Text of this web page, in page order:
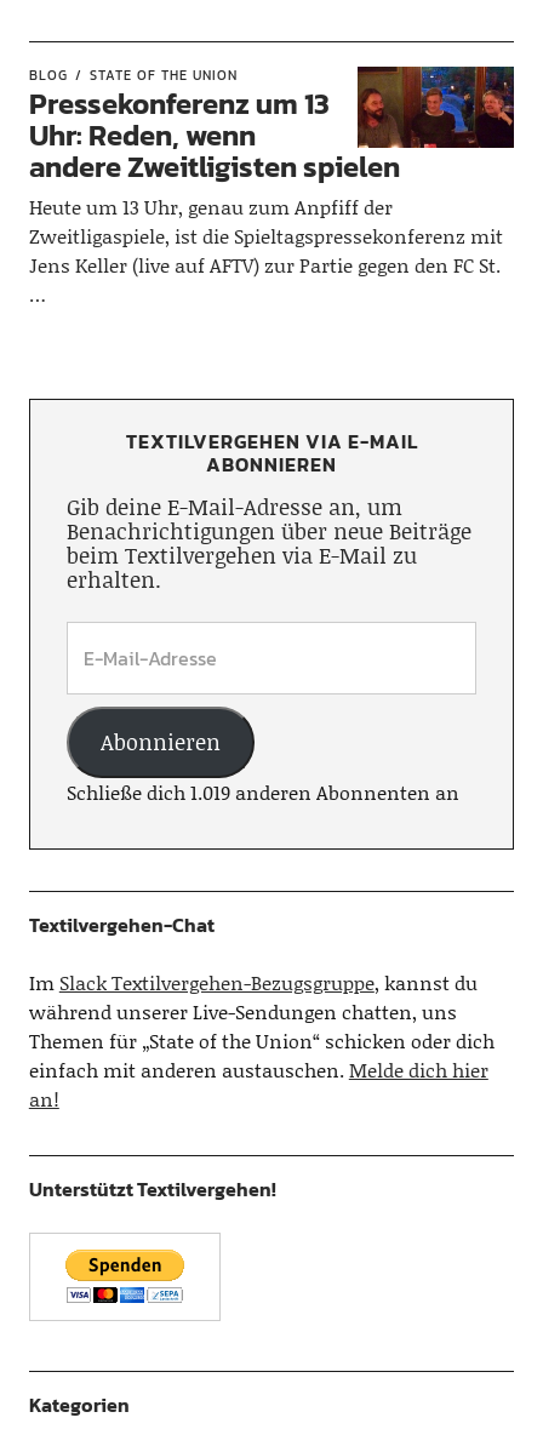
BLOG STATE OF THE UNION
Pressekonferenz um 13
Uhr: Reden, wenn
andere Zweitligisten spielen
Heute um 13 Uhr, genau zum Anpfiff der
Zweitligaspiele, ist die Spieltagspressekonferenz mit
Jens Keller (live auf AFTV) zur Partie gegen den FC St.
…
TEXTILVERGEHEN VIA E-MAIL
ABONNIEREN
Gib deine E-Mail-Adresse an, um
Benachrichtigungen über neue Beiträge
beim Textilvergehen via E-Mail zu
erhalten.
Abonnieren
Schließe dich 1.019 anderen Abonnenten an
Textilvergehen-Chat
Im Slack Textilvergehen-Bezugsgruppe, kannst du
während unserer Live-Sendungen chatten, uns
Themen für „State of the Union“ schicken oder dich
einfach mit anderen austauschen.Melde dich hier
an!
Unterstützt Textilvergehen!
Kategorien